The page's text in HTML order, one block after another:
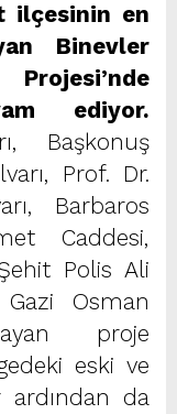
ilçesinin en
Binevler
ediyor.
Başkonuş
Prof. Dr.
Barbaros
Caddesi,
Polis Ali
Osman
proje
eski ve
ardından da